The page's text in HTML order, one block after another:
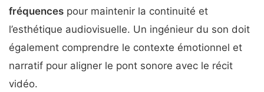
fréquences pour maintenir la continuité et
l’esthétique audiovisuelle. Un ingénieur du son doit
également comprendre le contexte émotionnel et
narratif pour aligner le pont sonore avec le récit
vidéo.